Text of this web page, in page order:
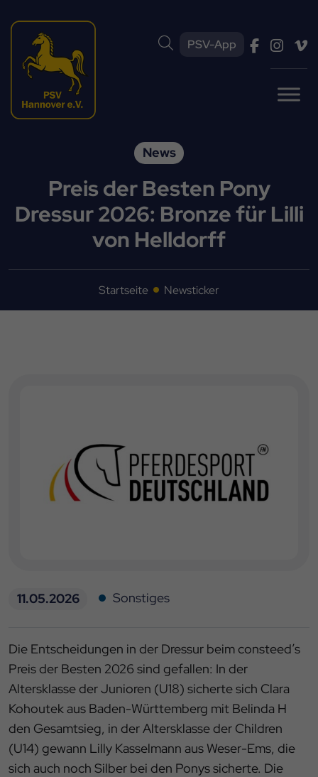
PSV-App
News
Preis der Besten Pony
Dressur 2026: Bronze für Lilli
von Helldorff
Startseite Newsticker
11.05.2026 Sonstiges
Die Entscheidungen in der Dressur beim consteed’s
Preis der Besten 2026 sind gefallen: In der
Altersklasse der Junioren (U18) sicherte sich Clara
Kohoutek aus Baden-Württemberg mit Belinda H
den Gesamtsieg, in der Altersklasse der Children
(U14) gewann Lilly Kasselmann aus Weser-Ems, die
sich auch noch Silber bei den Ponys sicherte. Die